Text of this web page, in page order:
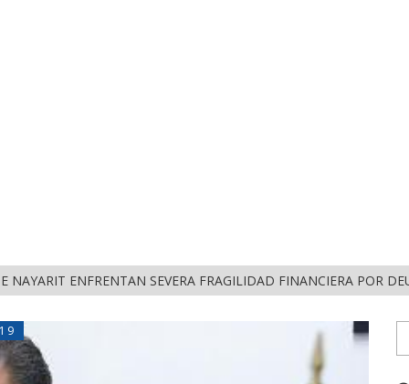
NAYARIT ENFRENTAN SEVERA FRAGILIDAD FINANCIERA POR